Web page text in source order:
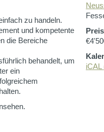
zu handeln.
und kompetente
die Bereiche
behandelt, um
ein
Preis
iCAL